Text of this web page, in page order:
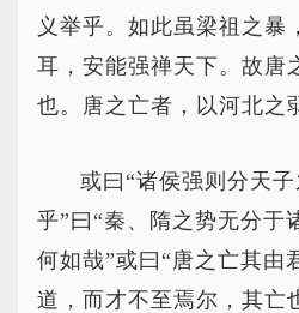
义举乎。如此虽梁祖之暴
耳，安能强禅天下。故唐
也。唐之亡者，以河北之
或曰“诸侯强则分天
乎”曰“秦、隋之势无分于
何如哉”或曰“唐之亡其由
道，而才不至焉尔，其亡